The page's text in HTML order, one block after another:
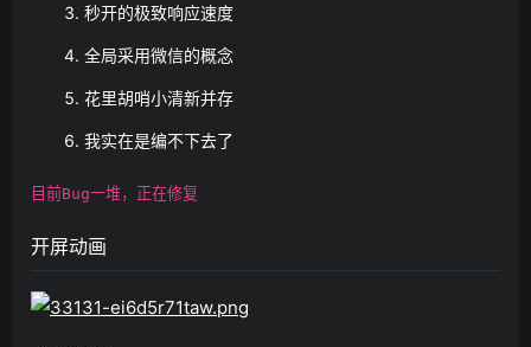
秒开的极致响应速度
全局采用微信的概念
花里胡哨小清新并存
我实在是编不下去了
目前Bug一堆，正在修复
开屏动画